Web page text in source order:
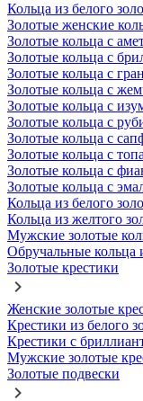
Кольца из белого
Золотые женские
Золотые кольца с
Золотые кольца с
Золотые кольца с
Золотые кольца с
Золотые кольца с
Золотые кольца с
Золотые кольца с
Золотые кольца с
Золотые кольца с
Золотые кольца с
Кольца из белого
Кольца из желтого
Мужские золотые
Обручальные кольца
Золотые крестики
Женские золотые
Крестики из белого
Крестики с
Мужские золотые
Золотые подвески